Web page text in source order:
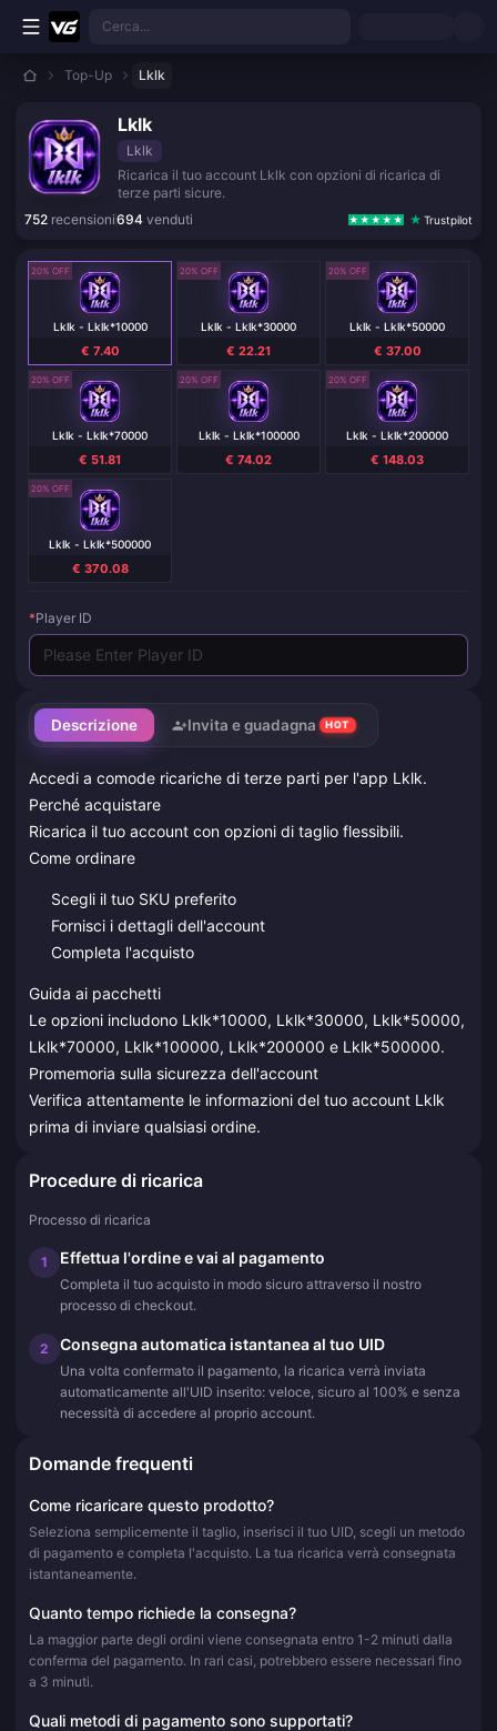
Vai al contenuto principale
Cerca...
Top-Up Lklk
Lklk
Lklk
Ricarica il tuo account Lklk con opzioni di ricarica di
terze parti sicure.
752 recensioni694 venduti Trustpilot
Descrizione Invita e guadagna HOT
Accedi a comode ricariche di terze parti per l'app Lklk.
Perché acquistare
Ricarica il tuo account con opzioni di taglio flessibili.
Come ordinare
Scegli il tuo SKU preferito
Fornisci i dettagli dell'account
Completa l'acquisto
Guida ai pacchetti
Le opzioni includono Lklk*10000, Lklk*30000, Lklk*50000,
Lklk*70000, Lklk*100000, Lklk*200000 e Lklk*500000.
Promemoria sulla sicurezza dell'account
Verifica attentamente le informazioni del tuo account Lklk
prima di inviare qualsiasi ordine.
Procedure di ricarica
Processo di ricarica
1 Effettua l'ordine e vai al pagamento
Completa il tuo acquisto in modo sicuro attraverso il nostro
processo di checkout.
2 Consegna automatica istantanea al tuo UID
Una volta confermato il pagamento, la ricarica verrà inviata
automaticamente all'UID inserito: veloce, sicuro al 100% e senza
necessità di accedere al proprio account.
Domande frequenti
Come ricaricare questo prodotto?
Seleziona semplicemente il taglio, inserisci il tuo UID, scegli un metodo
di pagamento e completa l'acquisto. La tua ricarica verrà consegnata
istantaneamente.
Quanto tempo richiede la consegna?
La maggior parte degli ordini viene consegnata entro 1-2 minuti dalla
conferma del pagamento. In rari casi, potrebbero essere necessari fino
a 3 minuti.
Quali metodi di pagamento sono supportati?
20% OFF
Lklk - Lklk*10000
€ 7.40
20% OFF
Lklk - Lklk*30000
€ 22.21
20% OFF
Lklk - Lklk*50000
€ 37.00
20% OFF
Lklk - Lklk*70000
€ 51.81
20% OFF
Lklk - Lklk*100000
€ 74.02
20% OFF
Lklk - Lklk*200000
€ 148.03
20% OFF
Lklk - Lklk*500000
€ 370.08
*Player ID